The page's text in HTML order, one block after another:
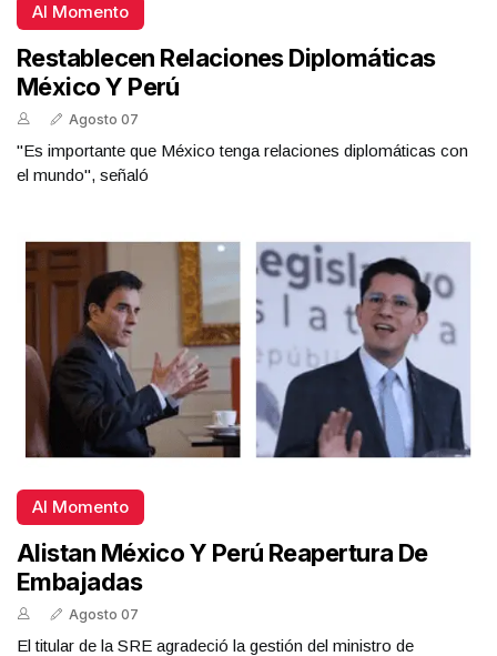
Al Momento
Restablecen Relaciones Diplomáticas
México Y Perú
Agosto 07
"Es importante que México tenga relaciones diplomáticas con
el mundo", señaló
Al Momento
Alistan México Y Perú Reapertura De
Embajadas
Agosto 07
El titular de la SRE agradeció la gestión del ministro de